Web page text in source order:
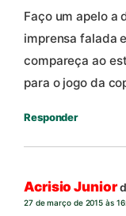
Faço um apelo a
imprensa falada
compareça ao
para o jogo da
Responder
Acrisio Junior
27 de março de 2015 às